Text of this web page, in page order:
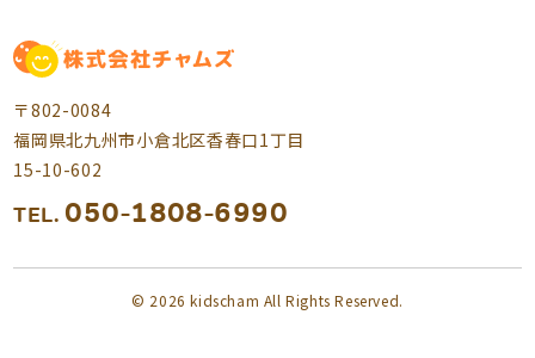
〒802-0084
福岡県北九州市小倉北区香春口1丁目
15-10-602
TEL. 050-1808-6990
© 2026 kidscham All Rights Reserved.